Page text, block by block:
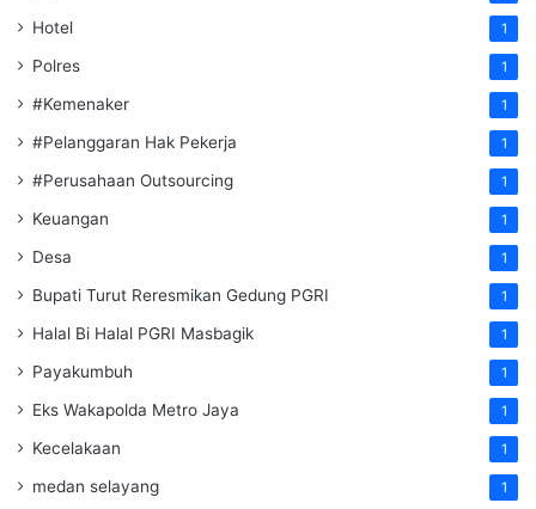
Hotel 1
Polres 1
#Kemenaker 1
#Pelanggaran Hak Pekerja 1
#Perusahaan Outsourcing 1
Keuangan 1
Desa 1
Bupati Turut Reresmikan Gedung PGRI 1
Halal Bi Halal PGRI Masbagik 1
Payakumbuh 1
Eks Wakapolda Metro Jaya 1
Kecelakaan 1
medan selayang 1